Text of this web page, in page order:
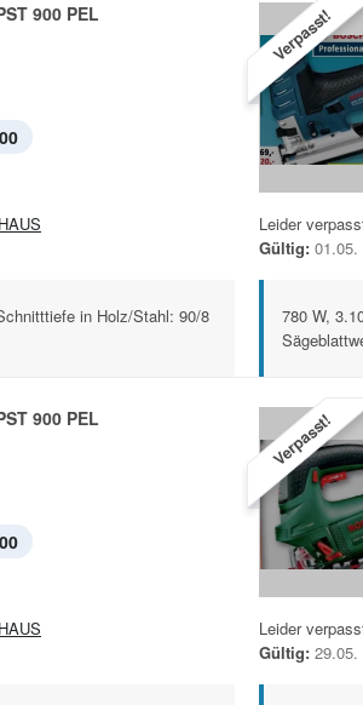
900 PEL
in Holz/Stahl: 90/8
Verpasst!
Leider
Gültig: 01.05.
780 W,
900 PEL Verpasst!
Leider
Gültig: 29.05.